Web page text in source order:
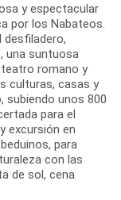
y espectacular
por los Nabateos.
desfiladero,
una suntuosa
romano y
culturas, casas y
subiendo unos 800
para el
excursión en
para
con las
de sol, cena